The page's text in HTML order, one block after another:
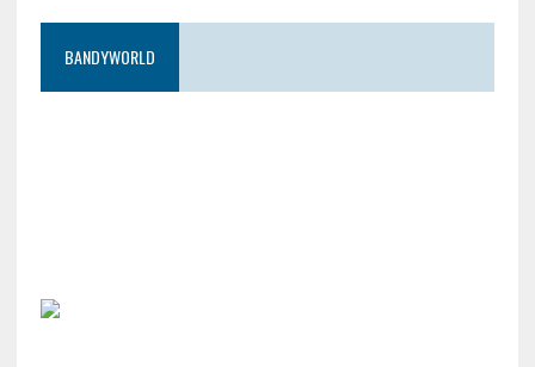
BANDYWORLD